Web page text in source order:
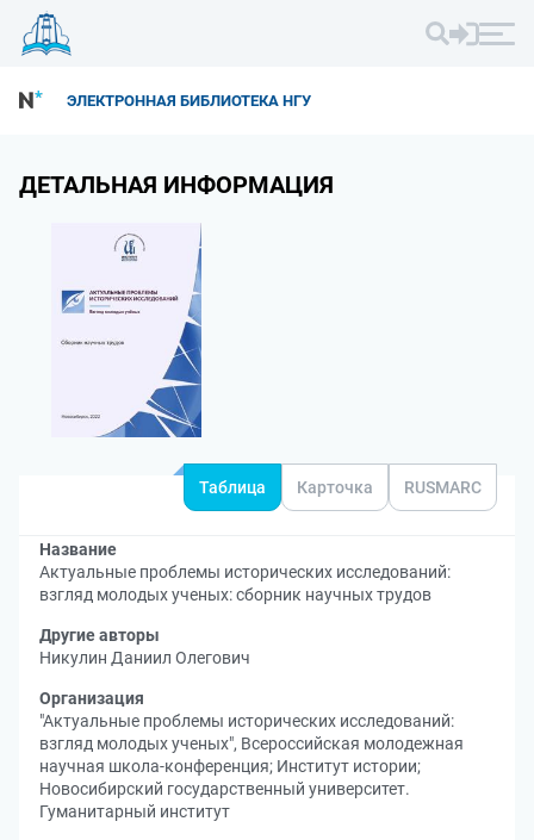
ЭЛЕКТРОННАЯ БИБЛИОТЕКА НГУ
ДЕТАЛЬНАЯ ИНФОРМАЦИЯ
Таблица Карточка RUSMARC
Название
Актуальные проблемы исторических исследований:
взгляд молодых ученых: сборник научных трудов
Другие авторы
Никулин Даниил Олегович
Организация
"Актуальные проблемы исторических исследований:
взгляд молодых ученых", Всероссийская молодежная
научная школа-конференция; Институт истории;
Новосибирский государственный университет.
Гуманитарный институт